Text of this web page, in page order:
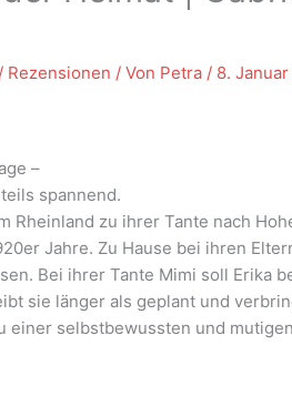
/ Rezensionen / Von Petra / 8.
–
spannend.
Rheinland zu ihrer Tante nach
Jahre. Zu Hause bei ihren
Bei ihrer Tante Mimi soll Erika
sie länger als geplant und
einer selbstbewussten und